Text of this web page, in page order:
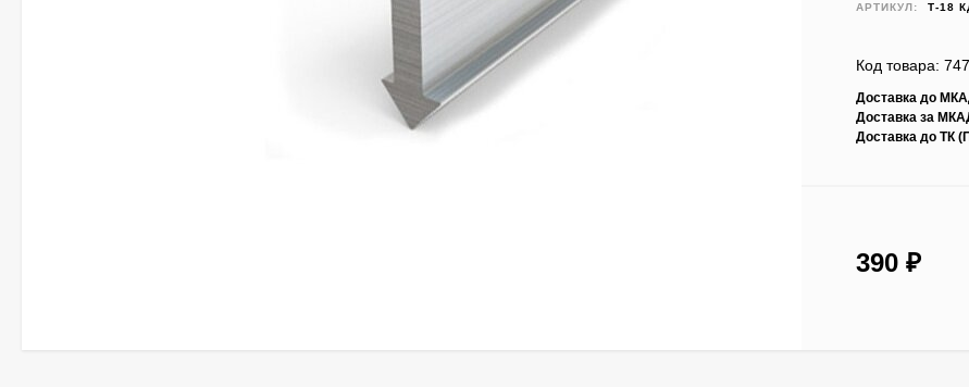
АРТИКУЛ: Т-18
Код товара:
Доставка до
Доставка за
Доставка до ТК
390₽